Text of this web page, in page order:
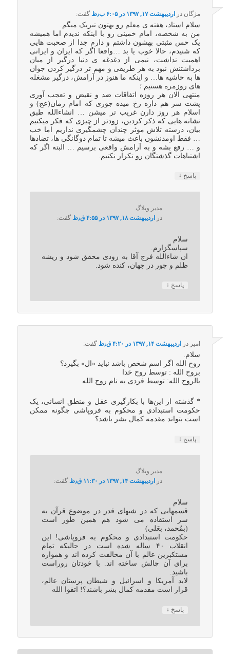
مژگان در اردیبهشت ۱۷, ۱۳۹۷ در ۶:۰۵ ب٫ظ گفت:
سلام استاد، هفته ی معلم رو بهتون تبریک میگم.
من به شخصه، امام خمینی رو با اینکه ندیدم اما همیشه
یک حس مثبتی بهشون داشتم و دارم جدا از صحبت هایی
که شنیدم، حالا خوب یا بد …واقعا اگر که ایران و ایرانی
اهمیت نداشت، نیمی از دغدغه ی دنیا درگیر از میان
برداشتنش نبود به هر طریقی و مهم تر درگیر کردن جوان
ها به حاشیه ها… و اینکه ما هنوز در آرامش، درگیر مشغله
های روزمره هستیم ؛
منتهی الان هر روزه اتفاقات ضد و نقیض و تعجب آوری
پشت سر هم داره رخ میده جوری که امام زمان(عج) و
اسلام هر روز دارن غریب تر میشن … انشاءالله طبق
نشانه هایی که ذکر کردین، زودتر از چیزی که فکر میکنیم
بیان، درسته تلاش موثر چندان چشمگیری نداریم اما خب
… فقط اومدنشون باعث میشه تا تمام دوگانگی ها، تضادها
و … رفع بشه و به آرامش واقعی برسیم … البته اگر که
اشتباهات گذشتگان رو تکرار نکنیم.
پاسخ ↓
مدیر وبلاگ
در اردیبهشت ۱۸, ۱۳۹۷ در ۴:۵۵ ق٫ظ گفت:
سلام
سپاسگزارم.
ان شاءالله فرج آقا به زودی محقق شود و ریشه
ظلم و جور در جهان، کنده شود.
پاسخ ↓
امیر در اردیبهشت ۱۴, ۱۳۹۷ در ۴:۲۰ ق٫ظ گفت:
سلام.
روح الله اگر اسم شخص باشد نباید «ال» بگیرد؟
بروح الله : توسط روح خدا
بالروح‌ الله: توسط فردی به نام روح الله
* گذشته از این‌ها با بکارگیری عقل و منطق انسانی، یک
حکومت استبدادی و محکوم به فروپاشی چگونه ممکن
است بتواند مقدمه کمال بشر باشد؟
پاسخ ↓
مدیر وبلاگ
در
اردیبهشت ۱۴, ۱۳۹۷ در ۱۱:۳۰ ق٫ظ گفت:
سلام
قسمهایی که در شبهای قدر در موضوع قرآن به
سر استفاده می شود هم همین طور است
(بمُحمد، بعَلی)
حکومت استبدادی و محکوم به فروپاشی! این
انقلاب ۴۰ ساله شده است در حالیکه تمام
مستکبرین عالم با آن مخالفت کرده اند و همواره
برای آن چالش ساخته اند. با خودتان روراست
باشید.
لابد آمریکا و اسرائیل و شیطان پرستان عالم،
قرار است مقدمه کمال بشر باشند؟! اتقوا الله
پاسخ ↓